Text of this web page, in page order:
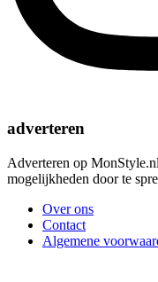
adverteren
Adverteren op
mogelijkheden door te
Over ons
Contact
Algemene